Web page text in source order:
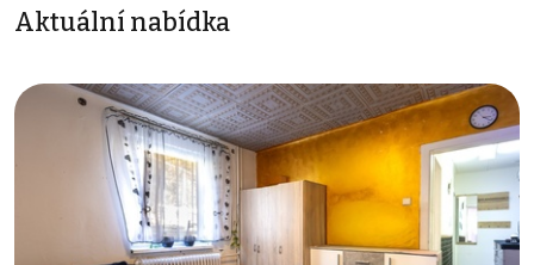
Aktuální nabídka